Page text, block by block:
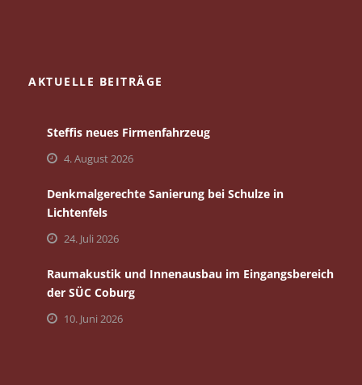
AKTUELLE BEITRÄGE
Steffis neues Firmenfahrzeug
4. August 2026
Denkmalgerechte Sanierung bei Schulze in
Lichtenfels
24. Juli 2026
Raumakustik und Innenausbau im Eingangsbereich
der SÜC Coburg
10. Juni 2026